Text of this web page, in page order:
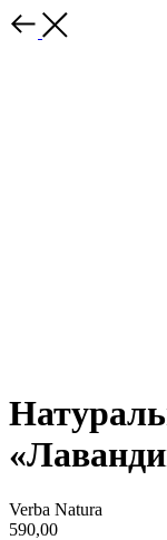
Verba Natura
590,00